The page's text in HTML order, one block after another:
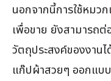
นอกจากนี้การใช้หมว
เพื่อขาย ยังสามารถต่
วัตถุประสงค์ของงาน
แก๊ปผ้าสวยๆ ออกแบ